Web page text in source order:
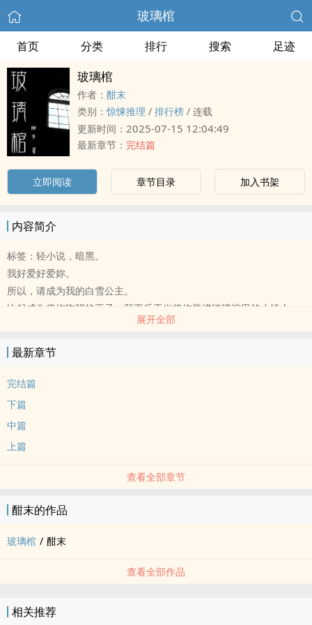
玻璃棺
首页 分类 排行 搜索 足迹
玻璃棺
作者： 酣末
类别：惊悚推理 / 排行榜 / 连载
更新时间： 2025-07-15 12:04:49
最新章节： 完结篇
立即阅读 章节目录 加入书架
内容简介
标签：轻小说，暗黑。
我好爱好爱妳。
所以，请成为我的白雪公主。
比起成为将妳吻醒的王子，我更乐于当将妳装进玻璃棺里的小矮人。
展开全部
最新章节
完结篇
下篇
中篇
上篇
查看全部章节
酣末的作品
玻璃棺 / 酣末
查看全部作品
相关推荐